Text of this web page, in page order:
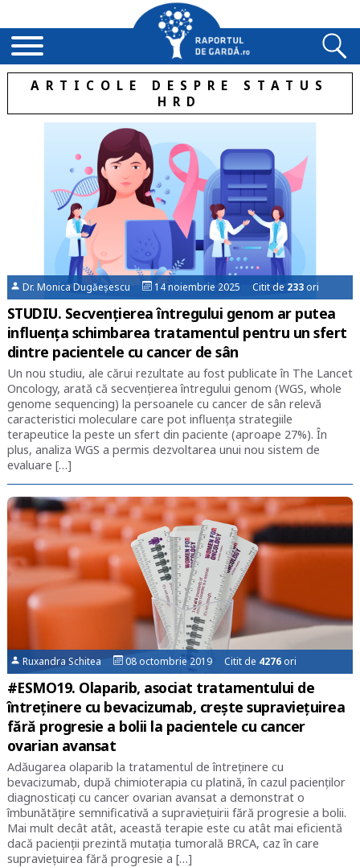
ARTICOLE DESPRE STATUS
HRD
Dr. Monica Dugăeșescu 14 noiembrie 2025 Citit de233ori
STUDIU. Secvențierea întregului genom ar putea
influența schimbarea tratamentul pentru un sfert
dintre pacientele cu cancer de sân
Un nou studiu, ale cărui rezultate au fost publicate în The Lancet
Oncology, arată că secvenţierea întregului genom (WGS, whole
genome sequencing) la persoanele cu cancer de sân relevă
caracteristici moleculare care pot influenţa strategiile
terapeutice la peste un sfert din paciente (aproape 27%). În
plus, analiza WGS a permis dezvoltarea unui nou sistem de
evaluare […]
Ruxandra Schitea 08 octombrie 2019 Citit de 4276 ori
#ESMO19. Olaparib, asociat tratamentului de
întreținere cu bevacizumab, crește supraviețuirea
fără progresie a bolii la pacientele cu cancer
ovarian avansat
Adăugarea olaparib la tratamentul de întreținere cu
bevacizumab, după chimioterapia cu platină, în cazul pacienților
diagnosticați cu cancer ovarian avansat a demonstrat o
îmbunătățire semnificativă a supraviețuirii fără progresie a bolii.
Mai mult decât atât, această terapie este cu atât mai eficientă
dacă pacienții prezintă mutația tumorală BRCA, caz în care
supraviețuirea fără progresie a […]